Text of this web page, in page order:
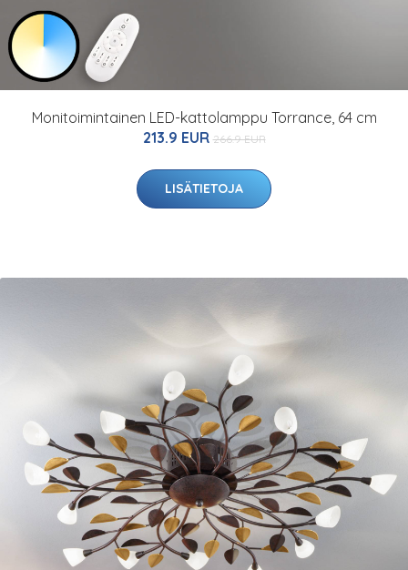
Monitoimintainen LED-kattolamppu Torrance, 64 cm
213.9 EUR 266.9 EUR
LISÄTIETOJA